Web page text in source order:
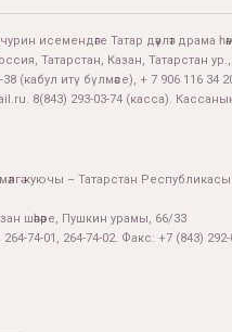
исемендәге Татар дәүләт драма
Татарстан, Казан, Татарстан ур.,
38 (кабул итү бүлмәсе), + 7 906 116 34
. 8(843) 293-03-74 (касса).
куючы – Татарстан Республикасы
шәһәре, Пушкин урамы, 66/33
74-01, 264-74-02. Факс: +7 (843) 292-